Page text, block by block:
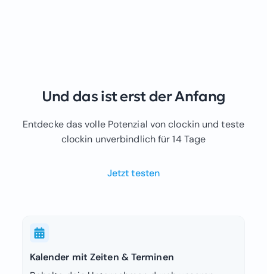
Und das ist erst der Anfang
Entdecke das volle Potenzial von clockin und teste
clockin unverbindlich für 14 Tage
Jetzt testen
Kalender mit Zeiten & Terminen